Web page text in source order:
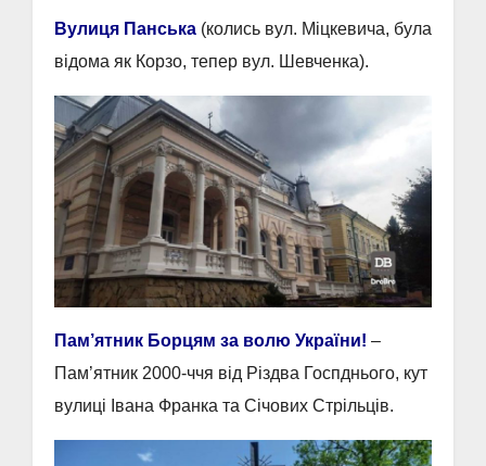
Вулиця Панська (колись вул. Міцкевича, була
відома як Корзо, тепер вул. Шевченка).
Пам’ятник Борцям за волю України! –
Пам’ятник 2000-ччя від Різдва Госпднього, кут
вулиці Івана Франка та Січових Стрільців.